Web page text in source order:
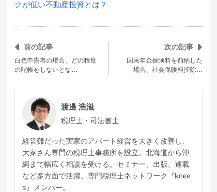
クが低い不動産投資とは？
前の記事
白色申告者の場合、どの程度
の記帳をしないとな…
次の記事
国民年金保険料を前納した
場合、社会保険料控除…
渡邊 浩滋
税理士・司法書士
経営難だった実家のアパート経営を大きく改善し、
大家さん専門の税理士事務所を設立。北海道から沖
縄まで幅広く相談を受ける。セミナー、出版、連載
など多方面で活躍。専門税理士ネットワーク『knee
s』メンバー。